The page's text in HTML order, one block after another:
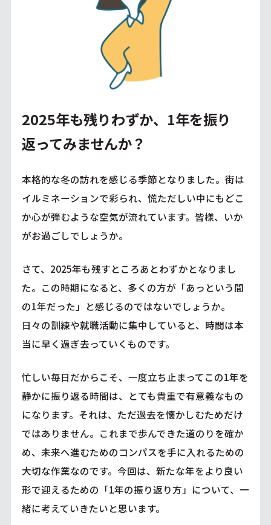
2025年も残りわずか、1年を振り
返ってみませんか？
本格的な冬の訪れを感じる季節となりました。街は
イルミネーションで彩られ、慌ただしい中にもどこ
か心が弾むような空気が流れています。皆様、いか
がお過ごしでしょうか。
さて、2025年も残すところあとわずかとなりまし
た。この時期になると、多くの方が「あっという間
の1年だった」と感じるのではないでしょうか。
日々の訓練や就職活動に集中していると、時間は本
当に早く過ぎ去っていくものです。
忙しい毎日だからこそ、一度立ち止まってこの1年を
静かに振り返る時間は、とても貴重で有意義なもの
になります。それは、ただ過去を懐かしむためだけ
ではありません。これまで歩んできた道のりを確か
め、未来へ進むためのコンパスを手に入れるための
大切な作業なのです。今回は、新たな年をより良い
形で迎えるための「1年の振り返り方」について、一
緒に考えていきたいと思います。